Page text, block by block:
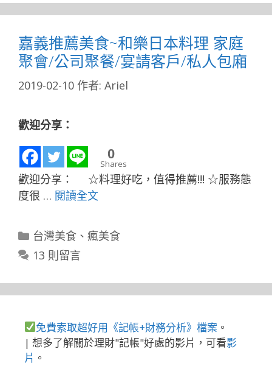
嘉義推薦美食~和樂日本料理 家庭
聚會/公司聚餐/宴請客戶/私人包廂
2019-02-10 作者: Ariel
歡迎分享：
0
Shares
歡迎分享： ☆料理好吃，值得推薦!!! ☆服務態
度很 … 閱讀全文
分
類
台灣美食、 瘋美食
13 則留言
免費索取超好用《記帳+財務分析》檔案 。
| 想多了解關於理財"記帳"好處的影片，可看影
片 。